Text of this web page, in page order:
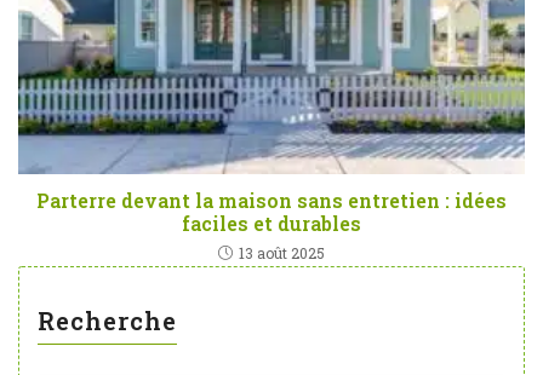
Parterre devant la maison sans entretien : idées
faciles et durables
13 août 2025
Recherche